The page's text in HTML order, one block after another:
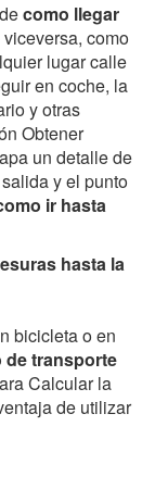
como llegar
viceversa, como
lugar calle
en coche, la
y otras
Obtener
un detalle de
y el punto
ir hasta
hasta la
bicicleta o en
de transporte
Calcular la
de utilizar